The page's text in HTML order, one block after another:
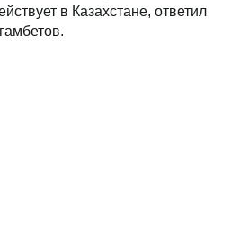
в Казахстане, ответил